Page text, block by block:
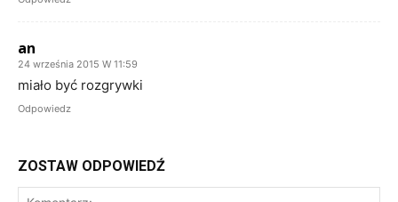
an
24 września 2015 W 11:59
miało być rozgrywki
Odpowiedz
ZOSTAW ODPOWIEDŹ